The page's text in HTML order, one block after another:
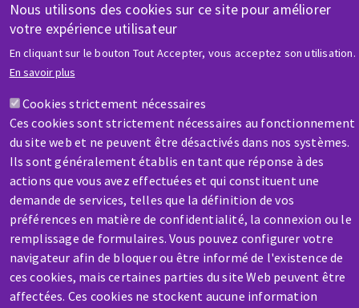
Nous utilisons des cookies sur ce site pour améliorer
votre expérience utilisateur
En cliquant sur le bouton Tout Accepter, vous acceptez son utilisation.
En savoir plus
Cookies strictement nécessaires
Ces cookies sont strictement nécessaires au fonctionnement
du site web et ne peuvent être désactivés dans nos systèmes.
Ils sont généralement établis en tant que réponse à des
actions que vous avez effectuées et qui constituent une
demande de services, telles que la définition de vos
préférences en matière de confidentialité, la connexion ou le
remplissage de formulaires. Vous pouvez configurer votre
navigateur afin de bloquer ou être informé de l'existence de
ces cookies, mais certaines parties du site Web peuvent être
affectées. Ces cookies ne stockent aucune information
AIDE & CONTACT
Une question ? Un renseignement ?
Contactez-nous
SAV / RÉPARATION
Une machine cassée ? En panne ?